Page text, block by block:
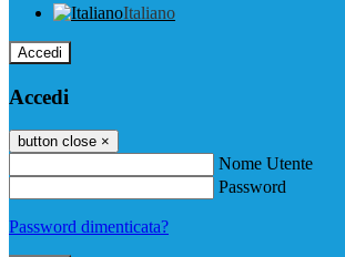
Italiano
Accedi
Accedi
button close ×
Nome Utente
Password
Password dimenticata?